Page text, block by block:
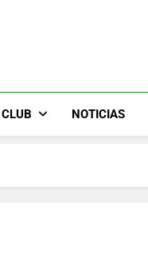
CLUB NOTICIAS